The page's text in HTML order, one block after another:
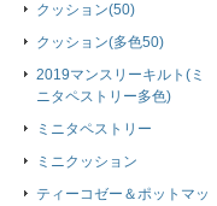
クッション(50)
クッション(多色50)
2019マンスリーキルト(ミ
ニタペストリー多色)
ミニタペストリー
ミニクッション
ティーコゼー＆ポットマッ